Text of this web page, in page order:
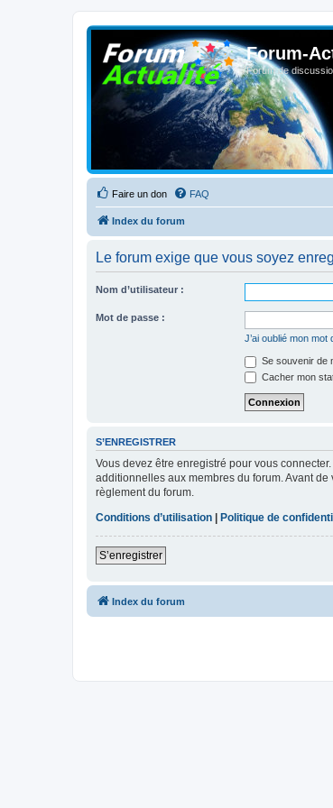
Forum-
Forum de
Faire un don FAQ
Index du forum
Le forum exige que vous soyez
Nom d’utilisateur :
Mot de passe :
J’ai oublié mon mot
Se souvenir de
Cacher mon
S’ENREGISTRER
Vous devez être enregistré pour vous
additionnelles aux membres du forum. Avant
règlement du forum.
Conditions d’utilisation | Politique de
S’enregistrer
Index du forum